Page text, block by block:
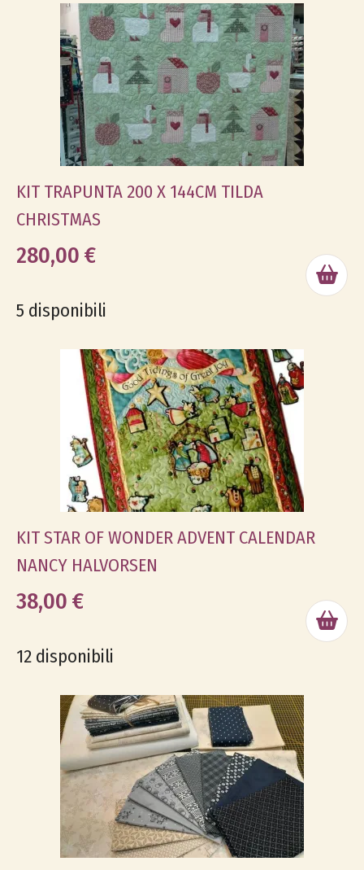
KIT TRAPUNTA 200 X 144CM TILDA
CHRISTMAS
280,00 €
5 disponibili
KIT STAR OF WONDER ADVENT CALENDAR
NANCY HALVORSEN
38,00 €
12 disponibili